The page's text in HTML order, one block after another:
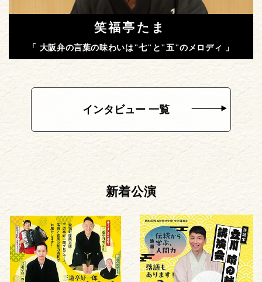
笑福亭たま
「 大阪弁の言葉の味わいは"七"と"五"のメロディ 」
インタビュー 一覧
新着公演